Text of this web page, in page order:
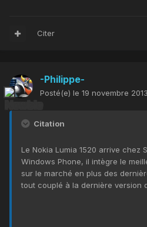
Citer
-Philippe-
Posté(e) le 19 novembre 2013
Citation
Le Nokia Lumia 1520 arrive chez
Windows Phone, il intègre le
sur le marché en plus des
tout couplé à la dernière version